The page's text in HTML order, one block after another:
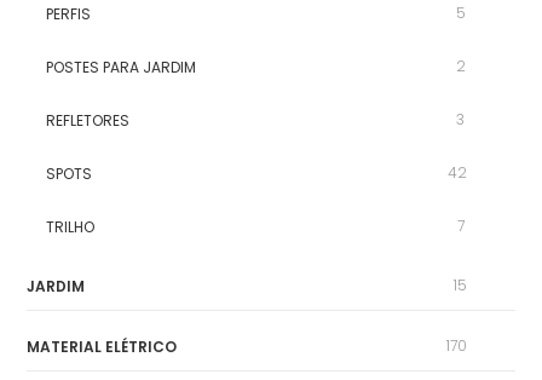
PERFIS 5
POSTES PARA JARDIM 2
REFLETORES 3
SPOTS 42
TRILHO 7
JARDIM 15
MATERIAL ELÉTRICO 170